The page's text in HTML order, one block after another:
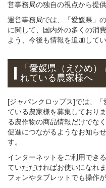
営事務局の独自の視点から提
運営事務局では、「愛媛県」
に関して、国内外の多くの消
よう、今後も情報を追加してい
「愛媛県（えひめ）」
れている農家様へ
[ジャパンクロップス]では、
ている農家様を募集しており
る農作物の商品情報だけでな
促進につながるようなお知ら
す。
インターネットをご利用でき
ていただければお使いになれ
フォンやタブレットでも操作が